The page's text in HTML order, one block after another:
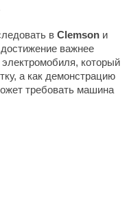
в Clemson и
важнее
который
а как демонстрацию
требовать машина